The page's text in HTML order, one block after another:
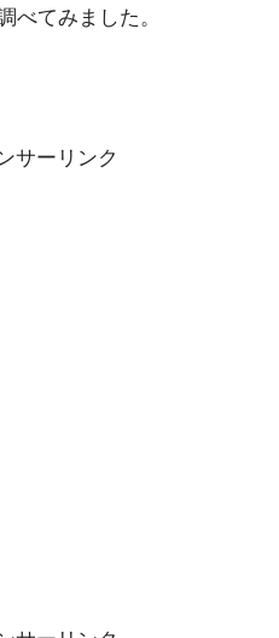
べてみました。
サーリンク